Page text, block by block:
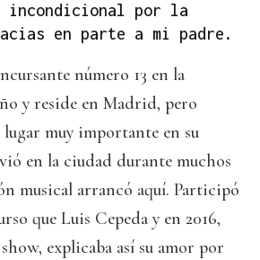
incondicional por la
en parte a mi padre.
número 13 en la
y reside en Madrid, pero
lugar muy importante en su
en la ciudad durante muchos
musical arrancó aquí. Participó
que Luis Cepeda y en 2016,
explicaba así su amor por